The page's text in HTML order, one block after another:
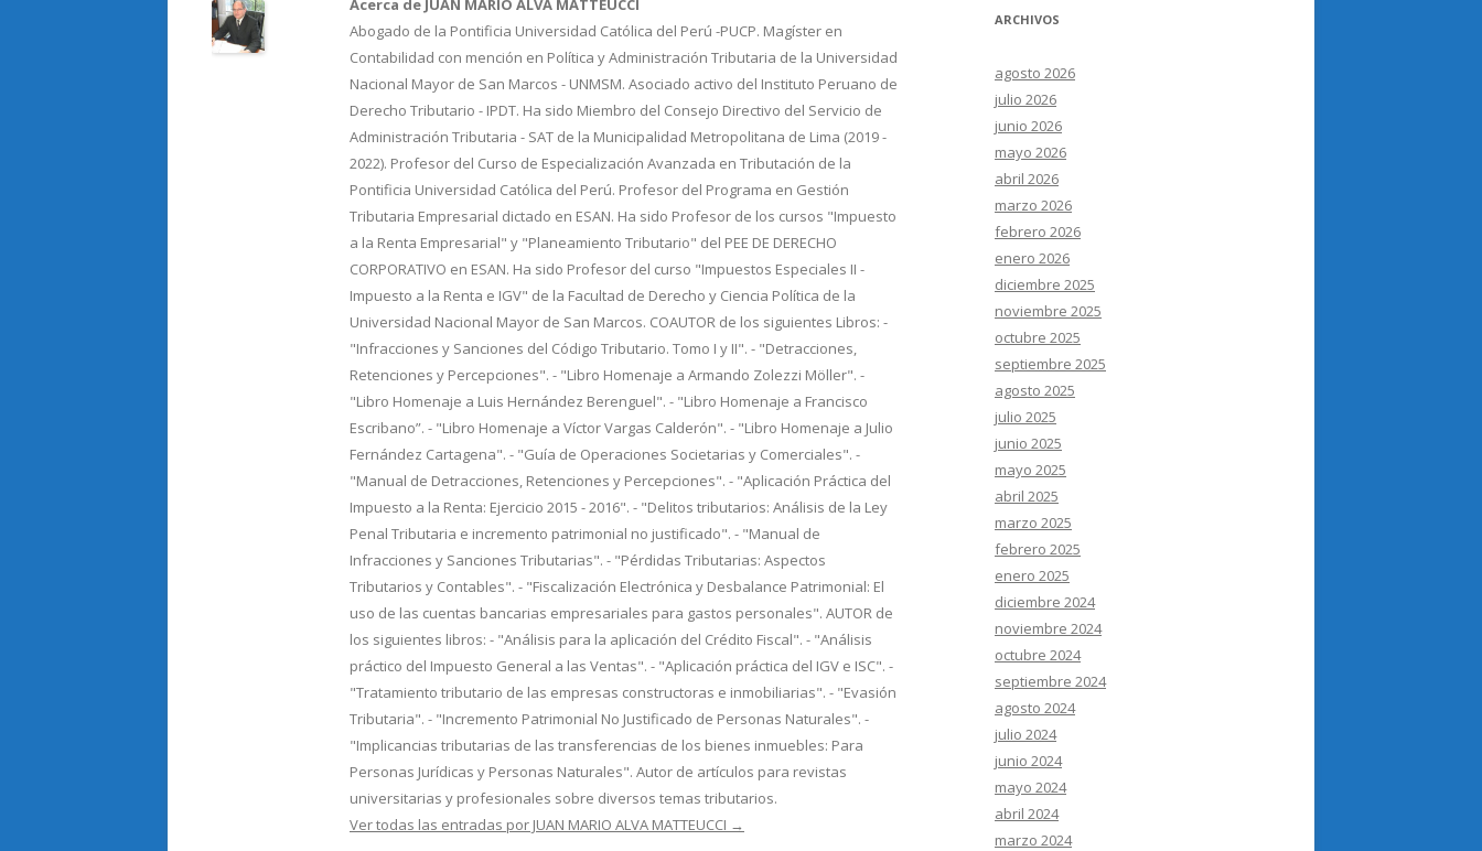
k r
Acerca de JUAN MARIO ALVA MATTEUCCI
Abogado de la Pontificia Universidad Católica del Perú -PUCP. Magíster en
Contabilidad con mención en Política y Administración Tributaria de la Universidad
Nacional Mayor de San Marcos - UNMSM. Asociado activo del Instituto Peruano de
Derecho Tributario - IPDT. Ha sido Miembro del Consejo Directivo del Servicio de
Administración Tributaria - SAT de la Municipalidad Metropolitana de Lima (2019 -
2022). Profesor del Curso de Especialización Avanzada en Tributación de la
Pontificia Universidad Católica del Perú. Profesor del Programa en Gestión
Tributaria Empresarial dictado en ESAN. Ha sido Profesor de los cursos "Impuesto
a la Renta Empresarial" y "Planeamiento Tributario" del PEE DE DERECHO
CORPORATIVO en ESAN. Ha sido Profesor del curso "Impuestos Especiales II -
Impuesto a la Renta e IGV" de la Facultad de Derecho y Ciencia Política de la
Universidad Nacional Mayor de San Marcos. COAUTOR de los siguientes Libros: -
"Infracciones y Sanciones del Código Tributario. Tomo I y II". - "Detracciones,
Retenciones y Percepciones". - "Libro Homenaje a Armando Zolezzi Möller". -
"Libro Homenaje a Luis Hernández Berenguel". - "Libro Homenaje a Francisco
Escribano”. - "Libro Homenaje a Víctor Vargas Calderón". - "Libro Homenaje a Julio
Fernández Cartagena". - "Guía de Operaciones Societarias y Comerciales". -
"Manual de Detracciones, Retenciones y Percepciones". - "Aplicación Práctica del
Impuesto a la Renta: Ejercicio 2015 - 2016". - "Delitos tributarios: Análisis de la Ley
Penal Tributaria e incremento patrimonial no justificado". - "Manual de
Infracciones y Sanciones Tributarias". - "Pérdidas Tributarias: Aspectos
Tributarios y Contables". - "Fiscalización Electrónica y Desbalance Patrimonial: El
uso de las cuentas bancarias empresariales para gastos personales". AUTOR de
los siguientes libros: - "Análisis para la aplicación del Crédito Fiscal". - "Análisis
práctico del Impuesto General a las Ventas". - "Aplicación práctica del IGV e ISC". -
"Tratamiento tributario de las empresas constructoras e inmobiliarias". - "Evasión
Tributaria". - "Incremento Patrimonial No Justificado de Personas Naturales". -
"Implicancias tributarias de las transferencias de los bienes inmuebles: Para
Personas Jurídicas y Personas Naturales". Autor de artículos para revistas
universitarias y profesionales sobre diversos temas tributarios.
Ver todas las entradas por JUAN MARIO ALVA MATTEUCCI →
ARCHIVOS
agosto 2026
julio 2026
junio 2026
mayo 2026
abril 2026
marzo 2026
febrero 2026
enero 2026
diciembre 2025
noviembre 2025
octubre 2025
septiembre 2025
agosto 2025
julio 2025
junio 2025
mayo 2025
abril 2025
marzo 2025
febrero 2025
enero 2025
diciembre 2024
noviembre 2024
octubre 2024
septiembre 2024
agosto 2024
julio 2024
junio 2024
mayo 2024
abril 2024
marzo 2024